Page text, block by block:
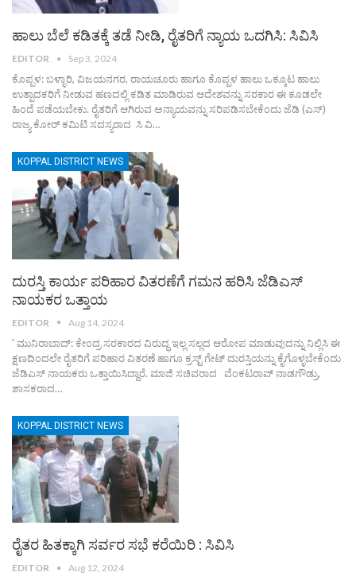
ಹಾಲು ಬೆಲೆ ಕಡಿತಕ್ಕೆ ತಡೆ ನೀಡಿ, ರೈತರಿಗೆ ನ್ಯಾಯ ಒದಗಿಸಿ: ಸಿವಿಸಿ
EDITOR Sep 3, 2024
ಕೊಪ್ಪಳ: ಬಳ್ಳಾರಿ, ವಿಜಯನಗರ, ರಾಯಚೂರು ಹಾಗೂ ಕೊಪ್ಪಳ ಹಾಲು ಒಕ್ಕೂಟ ಹಾಲು
ಉತ್ಪಾದಕರಿಗೆ ನೀಡುವ ಹಣದಲ್ಲಿ ಕಡಿತ ಮಾಡಿರುವ ಆದೇಶವನ್ನು ಸರಕಾರ ಈ ಕೂಡಲೇ
ಹಿಂದೆ ಪಡೆಯಬೇಕು. ರೈತರಿಗೆ ಆಗಿರುವ ಅನ್ಯಾಯವನ್ನು ಸರಿಪಡಿಸಬೇಕೆಂದು ಜೆಡಿ (ಎಸ್)
ರಾಜ್ಯ ಕೋರ್ ಕಮಿಟಿ ಸದಸ್ಯರಾದ ಸಿ ವಿ…
KOPPAL DISTRICT NEWS
ದುರಸ್ತಿ ಕಾರ್ಯ ಪರಿಹಾರ ವಿತರಣೆಗೆ ಗಮನ ಹರಿಸಿ ಜೆಡಿಎಸ್
ನಾಯಕರ ಒತ್ತಾಯ
EDITOR Aug 14, 2024
' ಮುನಿರಾಬಾದ್: ಕೇಂದ್ರ ಸರಕಾರದ ವಿರುದ್ಧ ಇಲ್ಲ ಸಲ್ಲದ ಆರೋಪ ಮಾಡುವುದನ್ನು ನಿಲ್ಲಿಸಿ ಈ
ಕ್ಷಣದಿಂದಲೇ ರೈತರಿಗೆ ಪರಿಹಾರ ವಿತರಣೆ ಹಾಗೂ ಕ್ರಸ್ಟ್ ಗೇಟ್ ದುರಸ್ತಿಯನ್ನು ಕೈಗೊಳ್ಳಬೇಕೆಂದು
ಜೆಡಿಎಸ್ ನಾಯಕರು ಒತ್ತಾಯಿಸಿದ್ದಾರೆ. ಮಾಜಿ ಸಚಿವರಾದ ವೆಂಕಟರಾವ್ ನಾಡಗೌಡ್ರು,
ಶಾಸಕರಾದ…
KOPPAL DISTRICT NEWS
ರೈತರ ಹಿತಕ್ಕಾಗಿ ಸರ್ವರ ಸಭೆ ಕರೆಯಿರಿ : ಸಿವಿಸಿ
EDITOR Aug 12, 2024